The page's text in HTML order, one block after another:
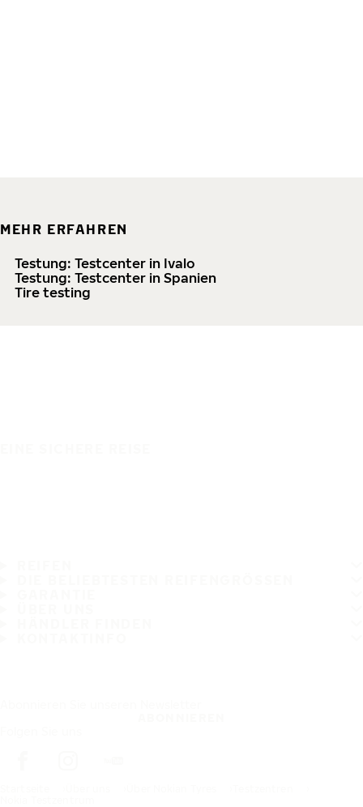
MEHR ERFAHREN
Testung: Testcenter in Ivalo
Testung: Testcenter in Spanien
Tire testing